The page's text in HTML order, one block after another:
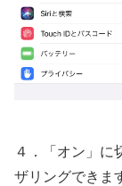
４．「オン」に
ザリングできま